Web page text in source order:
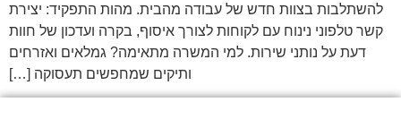
להשתלבות בצוות חדש של עבודה מהבית. מהות התפקיד: יצירת
קשר טלפוני נינוח עם לקוחות לצורך איסוף, בקרה ועדכון של חוות
דעת על נותני שירות. למי המשרה מתאימה? גמלאים ואזרחים
ותיקים שמחפשים תעסוקה […]